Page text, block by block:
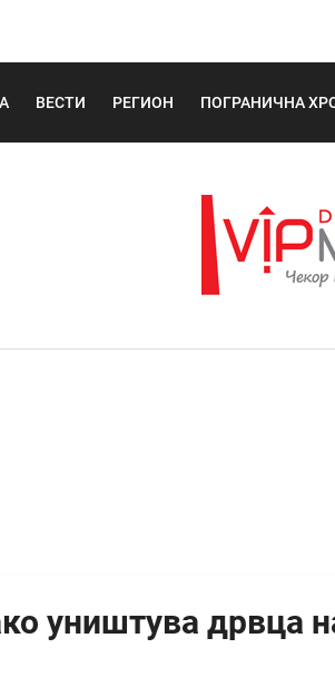
ВЕСТИ РЕГИОН ПОГРАНИЧНА
уништува дрвца